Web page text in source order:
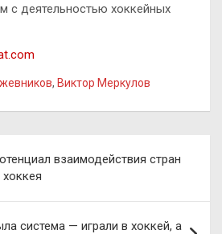
с деятельностью хоккейных
, Виктор Меркулов
взаимодействия стран
система — играли в хоккей, а